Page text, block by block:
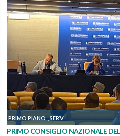
PRIMO PIANO ,SERVIZI, MANUTENZIONI E COSTRUZIONI
PRIMO CONSIGLIO NAZIONALE